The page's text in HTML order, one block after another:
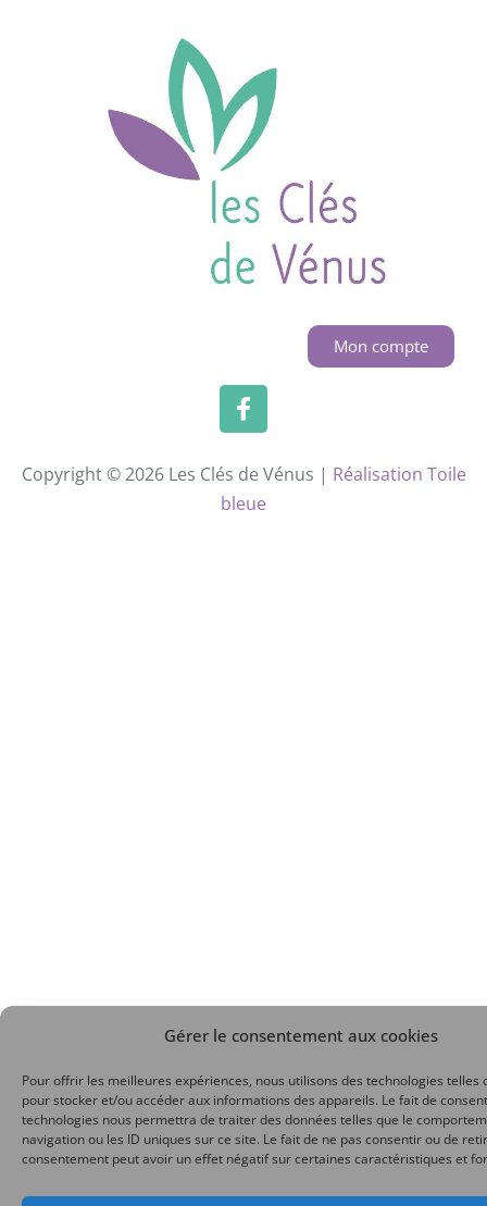
Gérer le consentement aux cookies
Pour offrir les meilleures expériences, nous utilisons des technologies telles
pour stocker et/ou accéder aux informations des appareils. Le fait de
technologies nous permettra de traiter des données telles que le
navigation ou les ID uniques sur ce site. Le fait de ne pas consentir ou de
consentement peut avoir un effet négatif sur certaines caractéristiques et
Mon compte
Copyright © 2026 Les Clés de Vénus | Réalisation Toile
bleue